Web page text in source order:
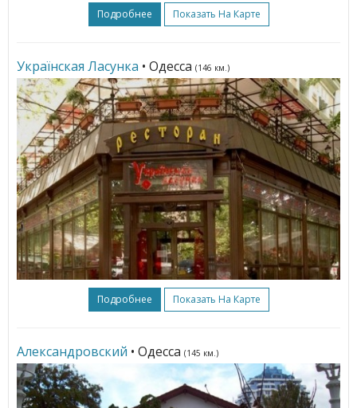
Подробнее Показать На Карте
Українская Ласунка • Одесса (146 км.)
Подробнее Показать На Карте
Александровский • Одесса (145 км.)